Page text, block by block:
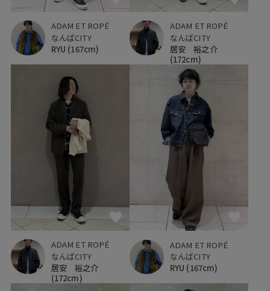
ADAM ET ROPÉ
なんばCITY
RYU (167cm)
ADAM ET ROPÉ
なんばCITY
居安 裕之介
(172cm)
ADAM ET ROPÉ
なんばCITY
居安 裕之介
(172cm)
ADAM ET ROPÉ
なんばCITY
RYU (167cm)